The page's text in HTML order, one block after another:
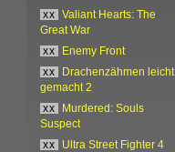
xx
Valiant Hearts: The
Great War
xx
Enemy Front
xx
Drachenzähmen leicht
gemacht 2
xx
Murdered: Souls
Suspect
xx
Ultra Street Fighter 4